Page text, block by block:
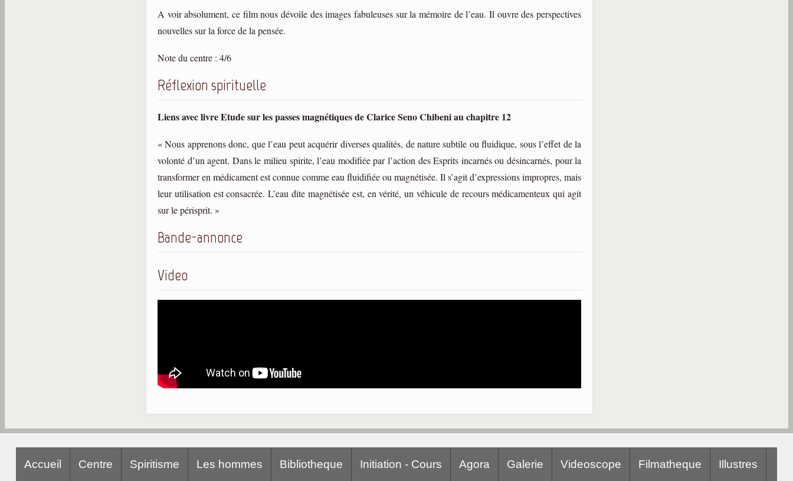
A voir absolument, ce film nous dévoile des images fabuleuses sur la mémoire de l’eau. Il ouvre des perspectives
nouvelles sur la force de la pensée.
Note du centre : 4/6
Réflexion spirituelle
Liens avec livre Etude sur les passes magnétiques de Clarice Seno Chibeni au chapitre 12
« Nous apprenons donc, que l’eau peut acquérir diverses qualités, de nature subtile ou fluidique, sous l’effet de la
volonté d’un agent. Dans le milieu spirite, l’eau modifiée par l’action des Esprits incarnés ou désincarnés, pour la
transformer en médicament est connue comme eau fluidifiée ou magnétisée. Il s’agit d’expressions impropres, mais
leur utilisation est consacrée. L’eau dite magnétisée est, en vérité, un véhicule de recours médicamenteux qui agit
sur le périsprit. »
Bande-annonce
Video
Accueil Centre Spiritisme Les hommes Bibliotheque Initiation - Cours Agora Galerie Videoscope Filmatheque Illustres